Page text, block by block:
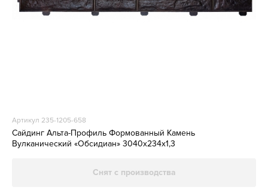
Артикул 235-1205-658
Сайдинг Альта-Профиль Формованный Камень
Вулканический «Обсидиан» 3040х234х1,3
Снят с производства